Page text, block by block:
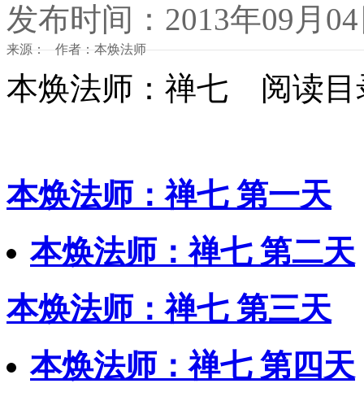
发布时间：2013年09月
来源： 作者：本焕法师
本焕法师：禅七 阅读目
本焕法师：禅七 第一天
本焕法师：禅七 第二天
本焕法师：禅七 第三天
本焕法师：禅七 第四天